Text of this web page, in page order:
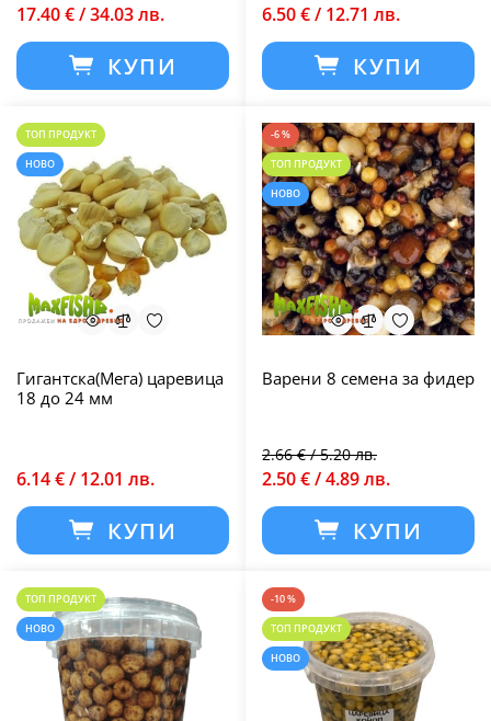
17.40 € / 34.03 лв.
КУПИ
6.50 € / 12.71 лв.
КУПИ
ТОП ПРОДУКТ
НОВО
Гигантска(Мега) царевица
18 до 24 мм
6.14 € / 12.01 лв.
КУПИ
-6 %
ТОП ПРОДУКТ
НОВО
Варени 8 семена за фидер
2.66 € / 5.20 лв.
2.50 € / 4.89 лв.
КУПИ
ТОП ПРОДУКТ
НОВО
-10 %
ТОП ПРОДУКТ
НОВО